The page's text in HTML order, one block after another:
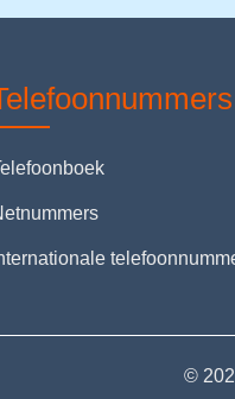
Telefoonboek
Netnummers
©